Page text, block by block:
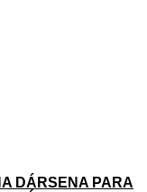
DÁRSENA PARA